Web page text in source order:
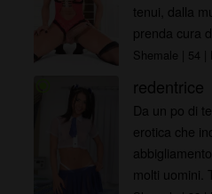
tenui, dalla
prenda cura
Shemale | 54
redentrice
Da un po di
erotica che
molti uomini.